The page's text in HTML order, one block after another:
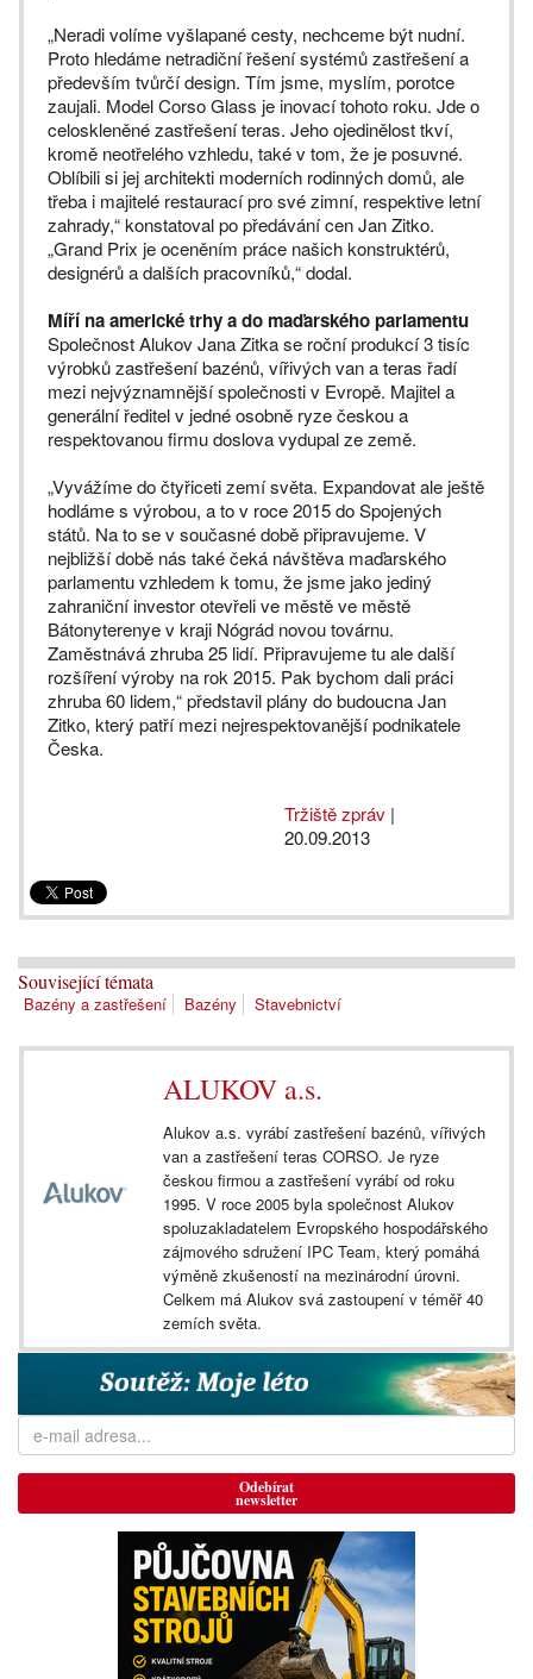
„Neradi volíme vyšlapané cesty, nechceme být nudní.
Proto hledáme netradiční řešení systémů zastřešení a
především tvůrčí design. Tím jsme, myslím, porotce
zaujali. Model Corso Glass je inovací tohoto roku. Jde o
celoskleněné zastřešení teras. Jeho ojedinělost tkví,
kromě neotřelého vzhledu, také v tom, že je posuvné.
Oblíbili si jej architekti moderních rodinných domů, ale
třeba i majitelé restaurací pro své zimní, respektive letní
zahrady,“ konstatoval po předávání cen Jan Zitko.
„Grand Prix je oceněním práce našich konstruktérů,
designérů a dalších pracovníků,“ dodal.
Míří na americké trhy a do maďarského parlamentu
Společnost Alukov Jana Zitka se roční produkcí 3 tisíc
výrobků zastřešení bazénů, vířivých van a teras řadí
mezi nejvýznamnější společnosti v Evropě. Majitel a
generální ředitel v jedné osobně ryze českou a
respektovanou firmu doslova vydupal ze země.
„Vyvážíme do čtyřiceti zemí světa. Expandovat ale ještě
hodláme s výrobou, a to v roce 2015 do Spojených
států. Na to se v současné době připravujeme. V
nejbližší době nás také čeká návštěva maďarského
parlamentu vzhledem k tomu, že jsme jako jediný
zahraniční investor otevřeli ve městě ve městě
Bátonyterenye v kraji Nógrád novou továrnu.
Zaměstnává zhruba 25 lidí. Připravujeme tu ale další
rozšíření výroby na rok 2015. Pak bychom dali práci
zhruba 60 lidem,“ představil plány do budoucna Jan
Zitko, který patří mezi nejrespektovanější podnikatele
Česka.
Tržiště zpráv |
20.09.2013
Související témata
Bazény a zastřešení Bazény Stavebnictví
ALUKOV a.s.
Alukov a.s. vyrábí zastřešení bazénů, vířivých
van a zastřešení teras CORSO. Je ryze
českou firmou a zastřešení vyrábí od roku
1995. V roce 2005 byla společnost Alukov
spoluzakladatelem Evropského hospodářského
zájmového sdružení IPC Team, který pomáhá
výměně zkušeností na mezinárodní úrovni.
Celkem má Alukov svá zastoupení v téměř 40
zemích světa.
Odebírat
newsletter